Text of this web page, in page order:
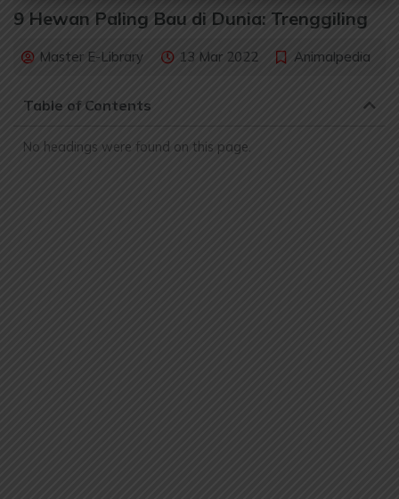
9 Hewan Paling Bau di Dunia: Trenggiling
Master E-Library 13 Mar 2022 Animalpedia
Table of Contents
No headings were found on this page.